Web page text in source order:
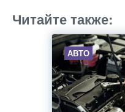
Читайте также:
АВТО